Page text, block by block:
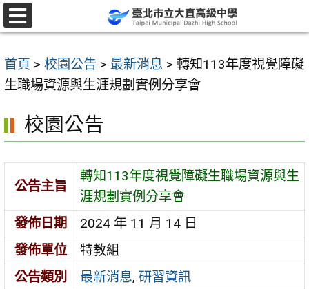
跳
至
要
內
區
首頁 > 校園公告 > 最新消息 > 轉知113年度視覺障礙
生職場資源與生涯規劃實例分享會
校園公告
公告主旨
轉知113年度視覺障礙生職場資源與生
涯規劃實例分享會
發佈日期
2024 年 11 月 14 日
發佈單位
特教組
公告類別
最新消息,研習資訊
選
單